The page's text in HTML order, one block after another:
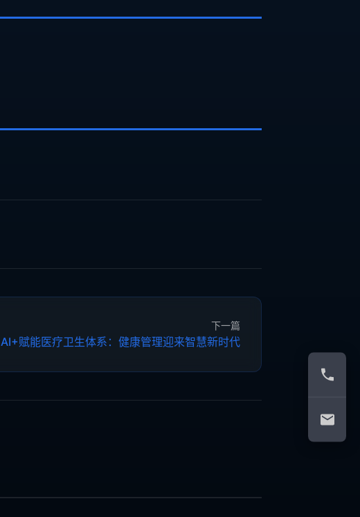
下一篇
AI+赋能医疗卫生体系：健康管理迎来智慧新时代